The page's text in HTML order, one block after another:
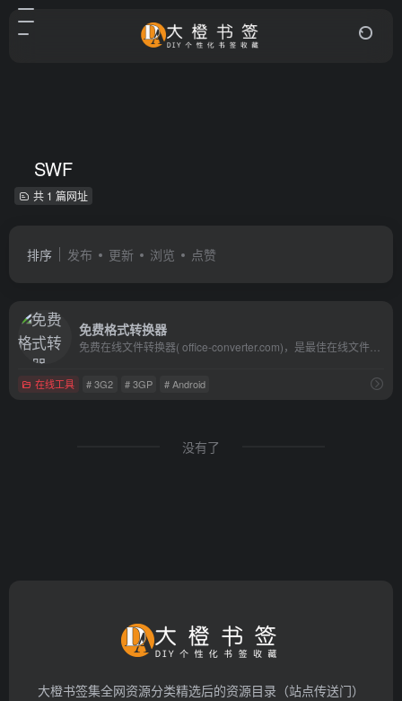
SWF
共 1 篇网址
排序 发布 更新 浏览 点赞
免费格式转换器
在线工具 # 3G2 # 3GP # Android
没有了
大橙书签集全网资源分类精选后的资源目录（站点传送门）